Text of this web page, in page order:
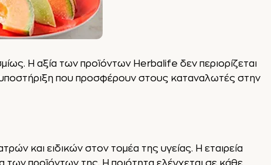
Η αξία των προϊόντων Herbalife δεν περιορίζεται
υποστήριξη που προσφέρουν στους καταναλωτές στην
και ειδικών στον τομέα της υγείας. Η εταιρεία